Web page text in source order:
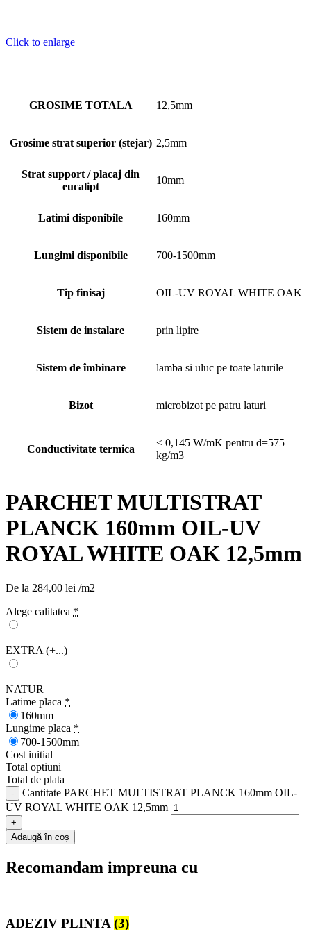
Click to enlarge
GROSIME TOTALA 12,5mm
Grosime strat superior (stejar) 2,5mm
Strat support / placaj din
eucalipt
10mm
Latimi disponibile 160mm
Lungimi disponibile 700-1500mm
Tip finisaj OIL-UV ROYAL WHITE OAK
Sistem de instalare prin lipire
Sistem de îmbinare lamba si uluc pe toate laturile
Bizot microbizot pe patru laturi
Conductivitate termica
< 0,145 W/mK pentru d=575
kg/m3
PARCHET MULTISTRAT
PLANCK 160mm OIL-UV
ROYAL WHITE OAK 12,5mm
De la 284,00 lei /m2
Alege calitatea *
EXTRA (+...)
NATUR
Latime placa *
160mm
Lungime placa *
700-1500mm
Cost initial
Total optiuni
Total de plata
Cantitate PARCHET MULTISTRAT PLANCK 160mm OIL-
UV ROYAL WHITE OAK 12,5mm
Adaugă în coș
Recomandam impreuna cu
ADEZIV PLINTA(3)